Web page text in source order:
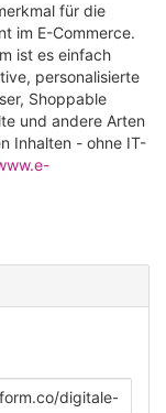
für die
im E-Commerce.
ist es einfach
personalisierte
Shoppable
und andere Arten
Inhalten - ohne IT-